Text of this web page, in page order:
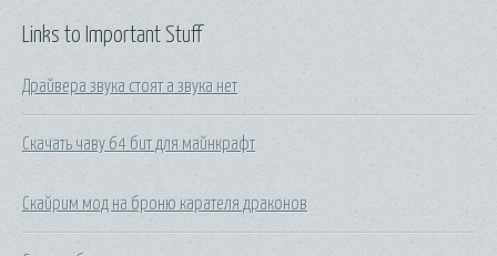
Links to Important Stuff
Драйвера звука стоят а звука нет
Скачать чаву 64 бит для майнкрафт
Скайрим мод на броню карателя драконов